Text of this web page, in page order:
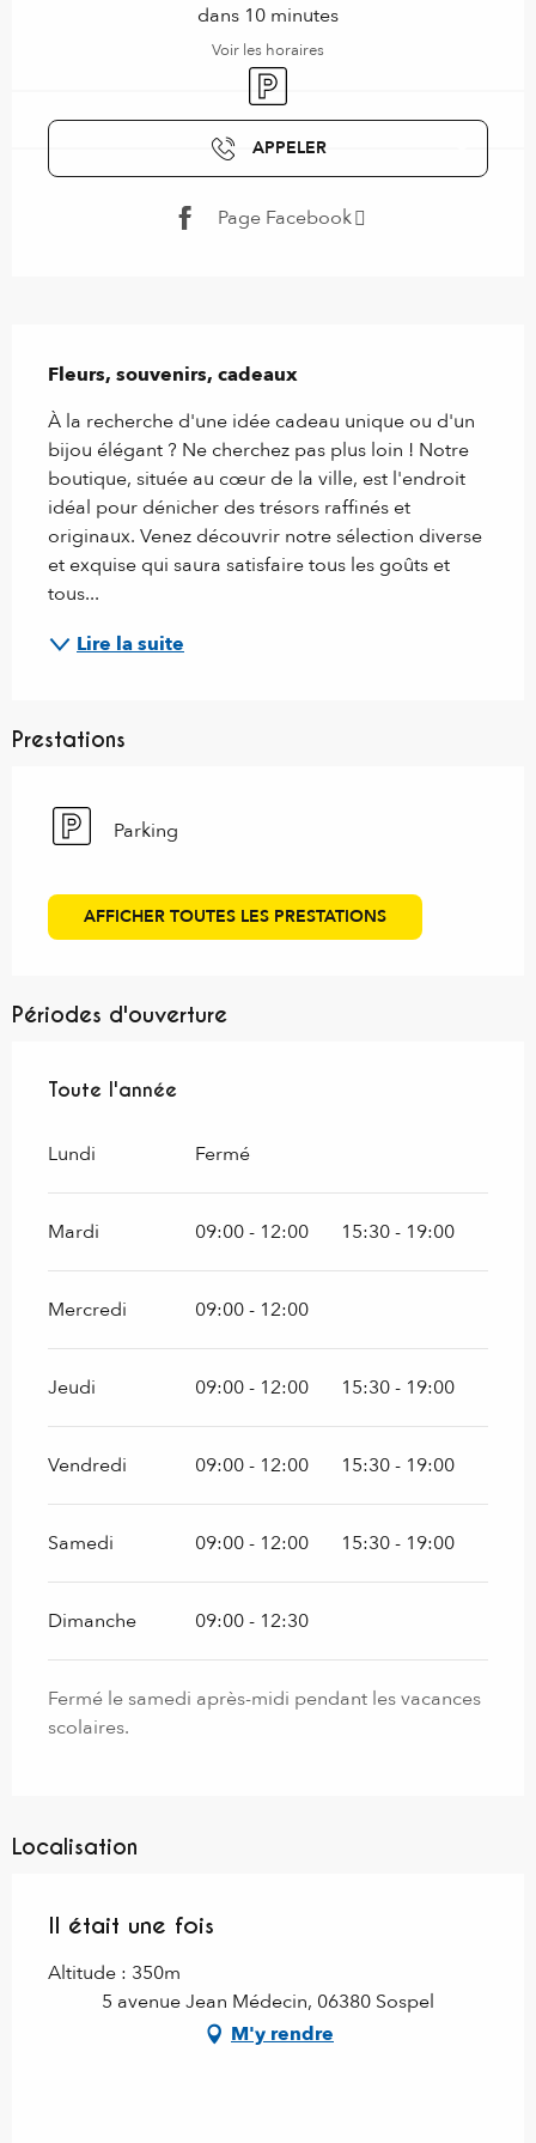
dans 10 minutes
Voir les horaires
Parking
APPELER
Page Facebook
Fleurs, souvenirs, cadeaux
À la recherche d'une idée cadeau unique ou d'un
bijou élégant ? Ne cherchez pas plus loin ! Notre
boutique, située au cœur de la ville, est l'endroit
idéal pour dénicher des trésors raffinés et
originaux. Venez découvrir notre sélection diverse
et exquise qui saura satisfaire tous les goûts et
tous...
Lire la suite
Prestations
Parking
AFFICHER TOUTES LES PRESTATIONS
Périodes d'ouverture
Toute l'année
Toute l'année
Lundi Fermé
Mardi 09:00 - 12:00 15:30 - 19:00
Mercredi 09:00 - 12:00
Jeudi 09:00 - 12:00 15:30 - 19:00
Vendredi 09:00 - 12:00 15:30 - 19:00
Samedi 09:00 - 12:00 15:30 - 19:00
Dimanche 09:00 - 12:30
Fermé le samedi après-midi pendant les vacances
scolaires.
Localisation
Il était une fois
Altitude : 350m
5 avenue Jean Médecin, 06380 Sospel
M'y rendre